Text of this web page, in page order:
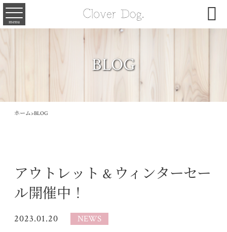
menu 
BLOG
ホーム>BLOG
アウトレット & ウィンターセー
ル開催中！
2023.01.20 NEWS